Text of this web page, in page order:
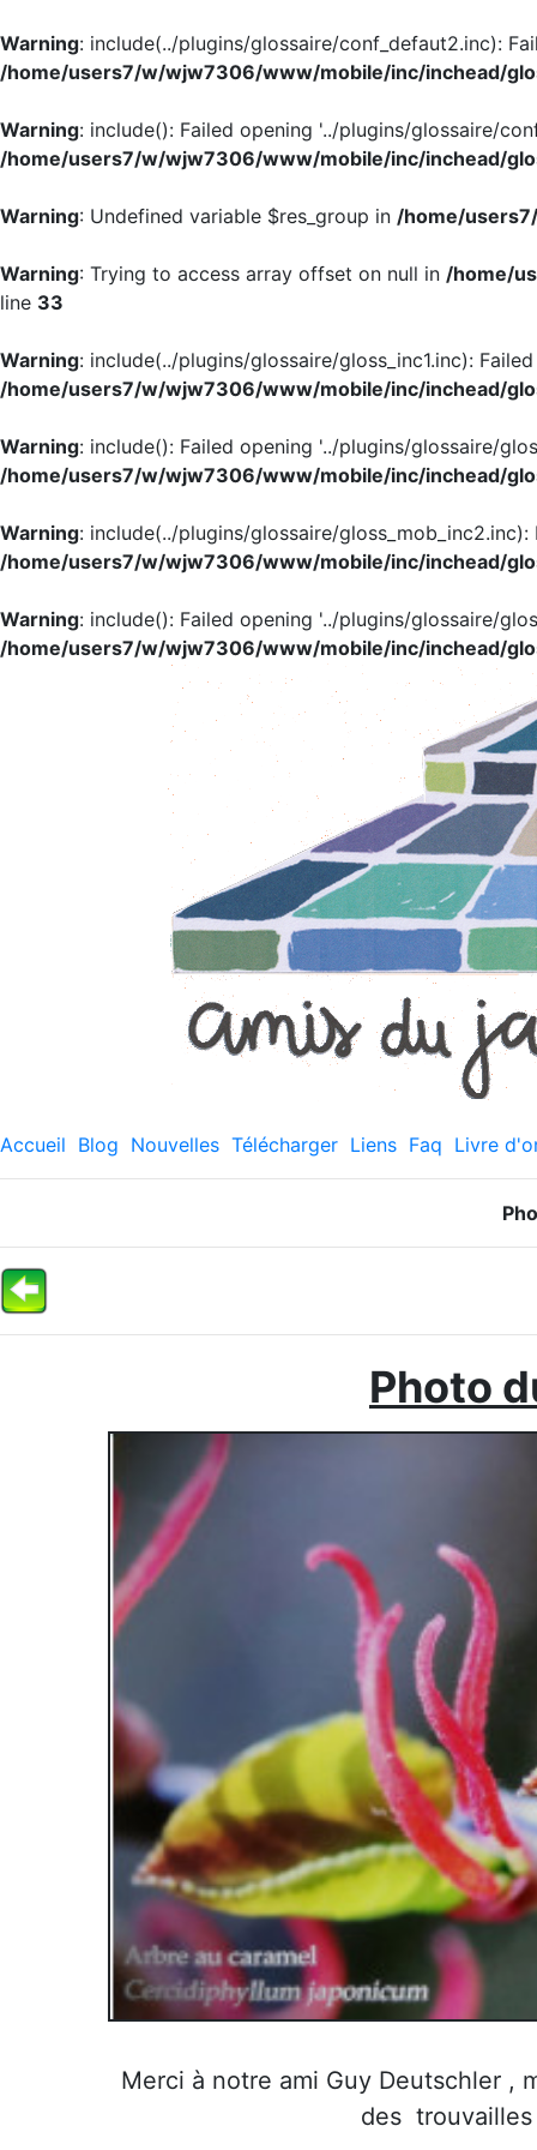
Warning: include(../plugins/glossaire/conf_defaut2.inc):
/home/users7/w/wjw7306/www/mobile/inc/inchead/
Warning: include(): Failed opening '../plugins/glossaire/
/home/users7/w/wjw7306/www/mobile/inc/inchead/
Warning: Undefined variable $res_group in /home/
Warning: Trying to access array offset on null in /home/
line 33
Warning: include(../plugins/glossaire/gloss_inc1.inc):
/home/users7/w/wjw7306/www/mobile/inc/inchead/
Warning: include(): Failed opening '../plugins/glossaire/
/home/users7/w/wjw7306/www/mobile/inc/inchead/
Warning: include(../plugins/glossaire/
/home/users7/w/wjw7306/www/mobile/inc/inchead/
Warning: include(): Failed opening '../plugins/glossaire/
/home/users7/w/wjw7306/www/mobile/inc/inchead/
Accueil Blog Nouvelles Télécharger Liens Faq Livre
Photo
Merci à notre ami Guy Deutschler ,
des